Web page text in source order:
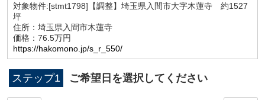
対象物件:[stmt1798]【調整】埼玉県入間市大字木蓮寺 約1527
坪
住所：埼玉県入間市木蓮寺
価格：76.5万円
https://hakomono.jp/s_r_550/
ステップ1 ご希望日を選択してください